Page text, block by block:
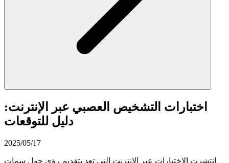
اختبارات التشخيص العصبي عبر الإنترنت:
دليل للتوقعات
2025/05/17
انتشرت الاختبارات عبر الإنترنت التي تعد بتقديم رؤى حول سمات